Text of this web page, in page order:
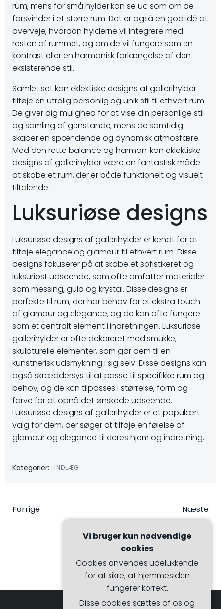
rum, mens for små hylder kan se ud som om de
forsvinder i et større rum. Det er også en god idé at
overveje, hvordan hylderne vil integrere med
resten af rummet, og om de vil fungere som en
kontrast eller en harmonisk forlængelse af den
eksisterende stil.
Samlet set kan eklektiske designs af gallerihylder
tilføje en utrolig personlig og unik stil til ethvert rum.
De giver dig mulighed for at vise din personlige stil
og samling af genstande, mens de samtidig
skaber en spændende og dynamisk atmosfære.
Med den rette balance og harmoni kan eklektiske
designs af gallerihylder være en fantastisk måde
at skabe et rum, der er både funktionelt og visuelt
tiltalende.
Luksuriøse designs
Luksuriøse designs af gallerihylder er kendt for at
tilføje elegance og glamour til ethvert rum. Disse
designs fokuserer på at skabe et sofistikeret og
luksuriøst udseende, som ofte omfatter materialer
som messing, guld og krystal. Disse designs er
perfekte til rum, der har behov for et ekstra touch
af glamour og elegance, og de kan ofte fungere
som et centralt element i indretningen. Luksuriøse
gallerihylder er ofte dekoreret med smukke,
skulpturelle elementer, som gør dem til en
kunstnerisk udsmykning i sig selv. Disse designs kan
også skræddersys til at passe til specifikke rum og
behov, og de kan tilpasses i størrelse, form og
farve for at opnå det ønskede udseende.
Luksuriøse designs af gallerihylder er et populært
valg for dem, der søger at tilføje en følelse af
glamour og elegance til deres hjem og indretning.
Kategorier: INDLÆG
Indlægsnavigation
Forrige Næste
Vi bruger kun nødvendige
cookies
Cookies anvendes udelukkende
for at sikre, at hjemmesiden
fungerer korrekt.
Disse cookies sættes af os og